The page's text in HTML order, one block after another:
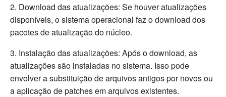
2. Download das atualizações: Se houver atualizações
disponíveis, o sistema operacional faz o download dos
pacotes de atualização do núcleo.
3. Instalação das atualizações: Após o download, as
atualizações são instaladas no sistema. Isso pode
envolver a substituição de arquivos antigos por novos ou
a aplicação de patches em arquivos existentes.